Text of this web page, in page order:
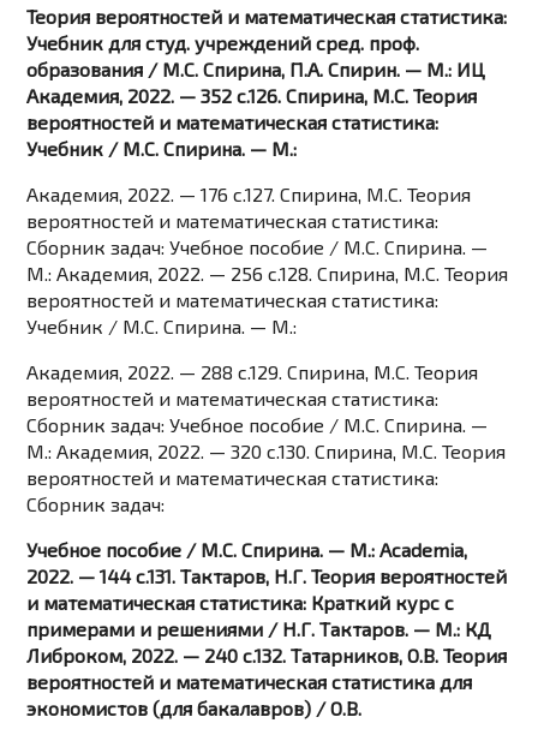
Теория вероятностей и математическая статистика:
Учебник для студ. учреждений сред. проф.
образования / М.С. Спирина, П.А. Спирин. — М.: ИЦ
Академия, 2022. — 352 c.126. Спирина, М.С. Теория
вероятностей и математическая статистика:
Учебник / М.С. Спирина. — М.:
Академия, 2022. — 176 c.127. Спирина, М.С. Теория
вероятностей и математическая статистика:
Сборник задач: Учебное пособие / М.С. Спирина. —
М.: Академия, 2022. — 256 c.128. Спирина, М.С. Теория
вероятностей и математическая статистика:
Учебник / М.С. Спирина. — М.:
Академия, 2022. — 288 c.129. Спирина, М.С. Теория
вероятностей и математическая статистика:
Сборник задач: Учебное пособие / М.С. Спирина. —
М.: Академия, 2022. — 320 c.130. Спирина, М.С. Теория
вероятностей и математическая статистика:
Сборник задач:
Учебное пособие / М.С. Спирина. — М.: Academia,
2022. — 144 c.131. Тактаров, Н.Г. Теория вероятностей
и математическая статистика: Краткий курс с
примерами и решениями / Н.Г. Тактаров. — М.: КД
Либроком, 2022. — 240 c.132. Татарников, О.В. Теория
вероятностей и математическая статистика для
экономистов (для бакалавров) / О.В.